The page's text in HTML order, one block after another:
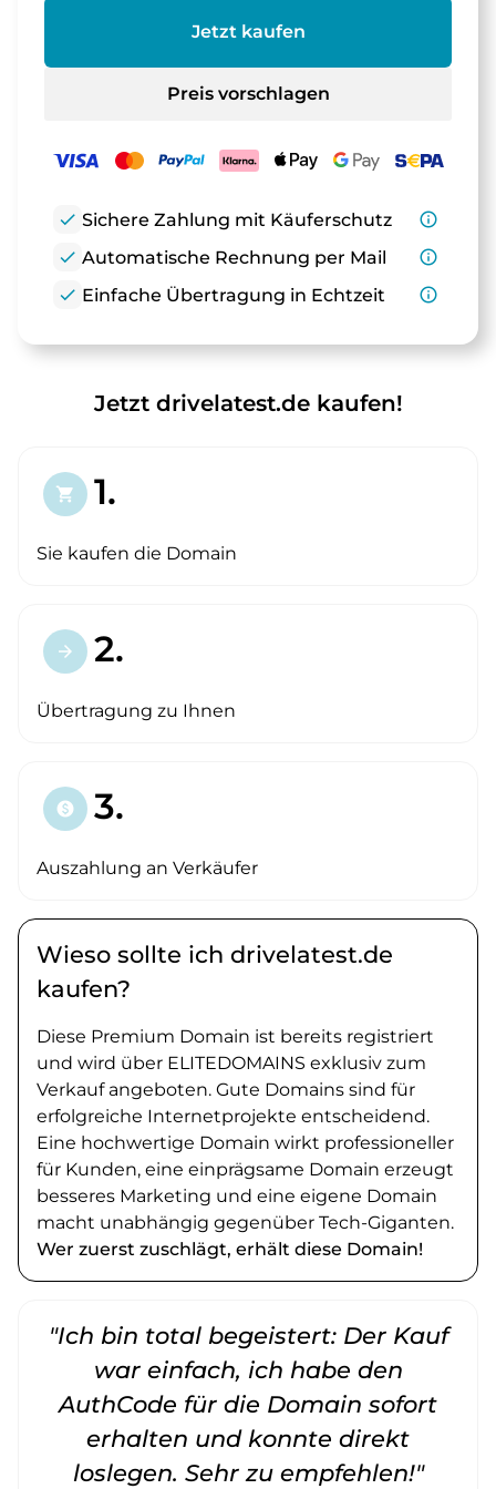
Jetzt kaufen
Preis vorschlagen
check Sichere Zahlung mit Käuferschutz
info_outline
check Automatische Rechnung per Mail
info_outline
check Einfache Übertragung in Echtzeit info_outline
Jetzt drivelatest.de kaufen!
shopping_cart 1.
Sie kaufen die Domain
arrow_forward 2.
Übertragung zu Ihnen
paid 3.
Auszahlung an Verkäufer
Wieso sollte ich drivelatest.de
kaufen?
Diese Premium Domain ist bereits registriert
und wird über ELITEDOMAINS exklusiv zum
Verkauf angeboten. Gute Domains sind für
erfolgreiche Internetprojekte entscheidend.
Eine hochwertige Domain wirkt professioneller
für Kunden, eine einprägsame Domain erzeugt
besseres Marketing und eine eigene Domain
macht unabhängig gegenüber Tech-Giganten.
Wer zuerst zuschlägt, erhält diese Domain!
"Ich bin total begeistert: Der Kauf
war einfach, ich habe den
AuthCode für die Domain sofort
erhalten und konnte direkt
loslegen. Sehr zu empfehlen!"